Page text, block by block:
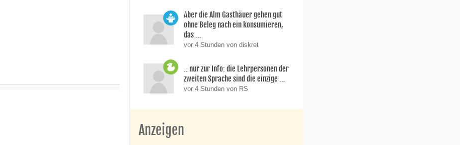
Aber die Alm Gasthäuer gehen gut
ohne Beleg nach ein konsumieren,
das ...
vor 4 Stunden von diskret
.. nur zur Info: die Lehrpersonen der
zweiten Sprache sind die einzige ...
vor 4 Stunden von RS
Anzeigen